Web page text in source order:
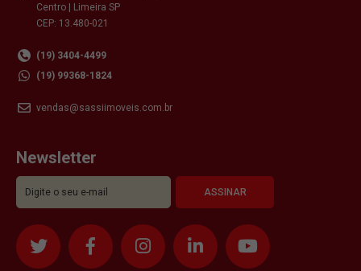
Centro | Limeira SP
CEP: 13.480-021
(19) 3404-4499
(19) 99368-1824
vendas@sassiimoveis.com.br
Newsletter